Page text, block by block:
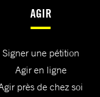
AGIR
Signer une pétition
Agir en ligne
près de chez soi